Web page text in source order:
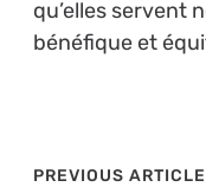
qu’elles servent
bénéfique et
PREVIOUS ARTICLE